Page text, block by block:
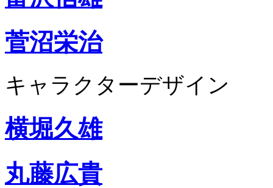
菅沼栄治
キャラクターデザイン
横堀久雄
丸藤広貴